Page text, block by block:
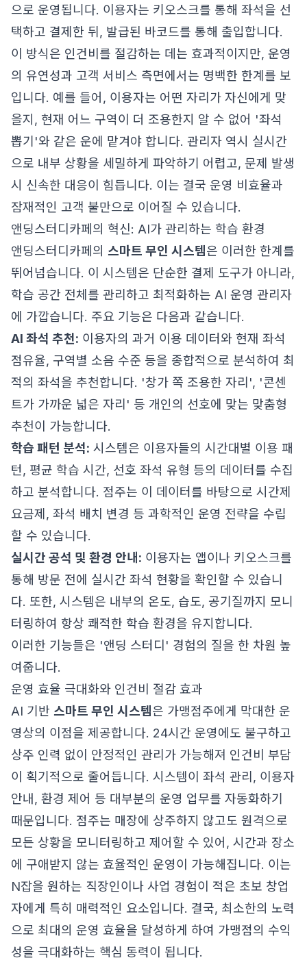
으로 운영됩니다. 이용자는 키오스크를 통해 좌석을 선
택하고 결제한 뒤, 발급된 바코드를 통해 출입합니다.
이 방식은 인건비를 절감하는 데는 효과적이지만, 운영
의 유연성과 고객 서비스 측면에서는 명백한 한계를 보
입니다. 예를 들어, 이용자는 어떤 자리가 자신에게 맞
을지, 현재 어느 구역이 더 조용한지 알 수 없어 '좌석
뽑기'와 같은 운에 맡겨야 합니다. 관리자 역시 실시간
으로 내부 상황을 세밀하게 파악하기 어렵고, 문제 발생
시 신속한 대응이 힘듭니다. 이는 결국 운영 비효율과
잠재적인 고객 불만으로 이어질 수 있습니다.
앤딩스터디카페의 혁신: AI가 관리하는 학습 환경
앤딩스터디카페의 스마트 무인 시스템은 이러한 한계를
뛰어넘습니다. 이 시스템은 단순한 결제 도구가 아니라,
학습 공간 전체를 관리하고 최적화하는 AI 운영 관리자
에 가깝습니다. 주요 기능은 다음과 같습니다.
AI 좌석 추천: 이용자의 과거 이용 데이터와 현재 좌석
점유율, 구역별 소음 수준 등을 종합적으로 분석하여 최
적의 좌석을 추천합니다. '창가 쪽 조용한 자리', '콘센
트가 가까운 넓은 자리' 등 개인의 선호에 맞는 맞춤형
추천이 가능합니다.
학습 패턴 분석: 시스템은 이용자들의 시간대별 이용 패
턴, 평균 학습 시간, 선호 좌석 유형 등의 데이터를 수집
하고 분석합니다. 점주는 이 데이터를 바탕으로 시간제
요금제, 좌석 배치 변경 등 과학적인 운영 전략을 수립
할 수 있습니다.
실시간 공석 및 환경 안내: 이용자는 앱이나 키오스크를
통해 방문 전에 실시간 좌석 현황을 확인할 수 있습니
다. 또한, 시스템은 내부의 온도, 습도, 공기질까지 모니
터링하여 항상 쾌적한 학습 환경을 유지합니다.
이러한 기능들은 '앤딩 스터디' 경험의 질을 한 차원 높
여줍니다.
운영 효율 극대화와 인건비 절감 효과
AI 기반 스마트 무인 시스템은 가맹점주에게 막대한 운
영상의 이점을 제공합니다. 24시간 운영에도 불구하고
상주 인력 없이 안정적인 관리가 가능해져 인건비 부담
이 획기적으로 줄어듭니다. 시스템이 좌석 관리, 이용자
안내, 환경 제어 등 대부분의 운영 업무를 자동화하기
때문입니다. 점주는 매장에 상주하지 않고도 원격으로
모든 상황을 모니터링하고 제어할 수 있어, 시간과 장소
에 구애받지 않는 효율적인 운영이 가능해집니다. 이는
N잡을 원하는 직장인이나 사업 경험이 적은 초보 창업
자에게 특히 매력적인 요소입니다. 결국, 최소한의 노력
으로 최대의 운영 효율을 달성하게 하여 가맹점의 수익
성을 극대화하는 핵심 동력이 됩니다.